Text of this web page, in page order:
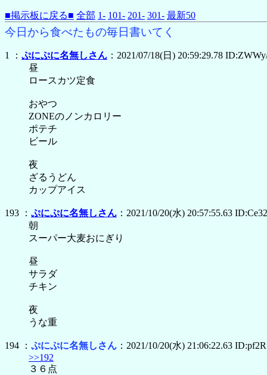
■掲示板に戻る■ 全部 1- 101- 201- 301- 最新50
今日から食べたもの毎日書いてく
1 ： ぷにぷに名無しさん ：2021/07/18(日) 20:59:29.78
昼
ロースカツ定食
おやつ
ZONEのノンカロリー
ポテチ
ビール
夜
ざるうどん
カップアイス
193 ： ぷにぷに名無しさん ：2021/10/20(水) 20:57:55.63
朝
スーパー大麦おにぎり
昼
サラダ
チキン
夜
うな重
194 ： ぷにぷに名無しさん ：2021/10/20(水) 21:06:22.63
>>192
３６点